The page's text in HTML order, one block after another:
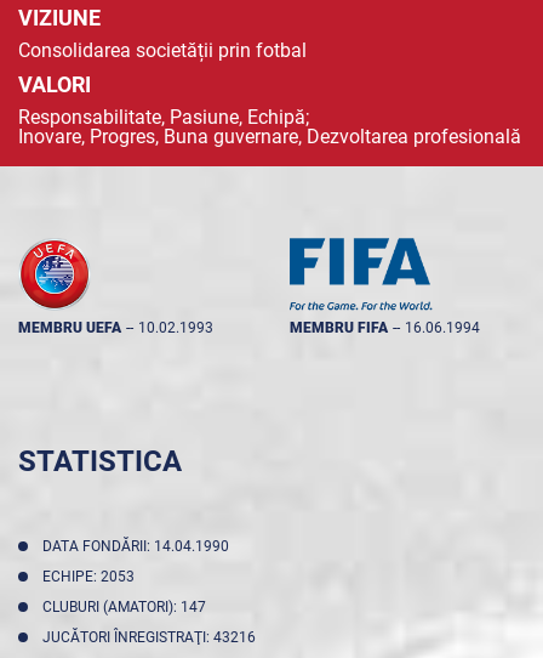
VIZIUNE
Consolidarea societății prin fotbal
VALORI
Responsabilitate, Pasiune, Echipă;
Inovare, Progres, Buna guvernare, Dezvoltarea profesională
MEMBRU UEFA -- 10.02.1993 MEMBRU FIFA -- 16.06.1994
STATISTICA
DATA FONDĂRII: 14.04.1990
ECHIPE: 2053
CLUBURI (AMATORI): 147
JUCĂTORI ÎNREGISTRAŢI: 43216